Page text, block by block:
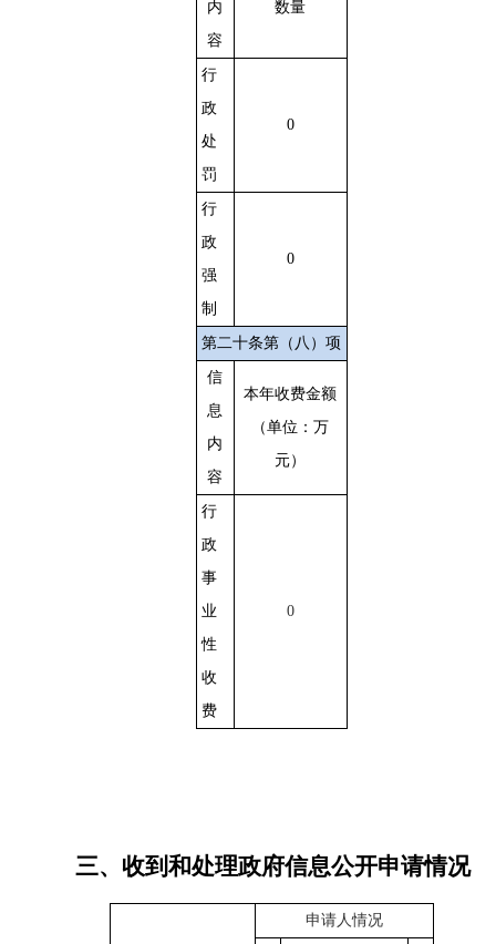
内
容
数量
行
政
处
罚
0
行
政
强
制
0
第二十条第（八）项
信
息
内
容
本年收费金额
（单位：万
元）
行
政
事
业
性
收
费
0
三、收到和处理政府信息公开申请情况
申请人情况